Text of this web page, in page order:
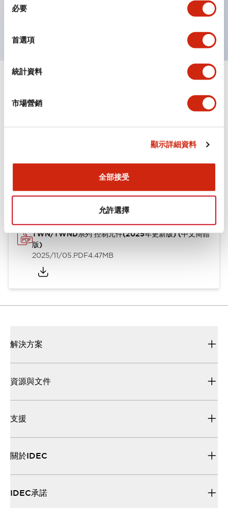
必要
首選項
統計資料
市場營銷
顯示詳細資料
全部接受
允許選擇
燈泡來表現各種顏色。
型錄和宣傳手冊 CAD檔 其他
4.07MB
TWN/TWND系列 控制元件(2025年更新版) (中文簡體
版)
2025/11/05.PDF4.47MB
解決方案
資源與文件
支援
關於IDEC
IDEC承諾